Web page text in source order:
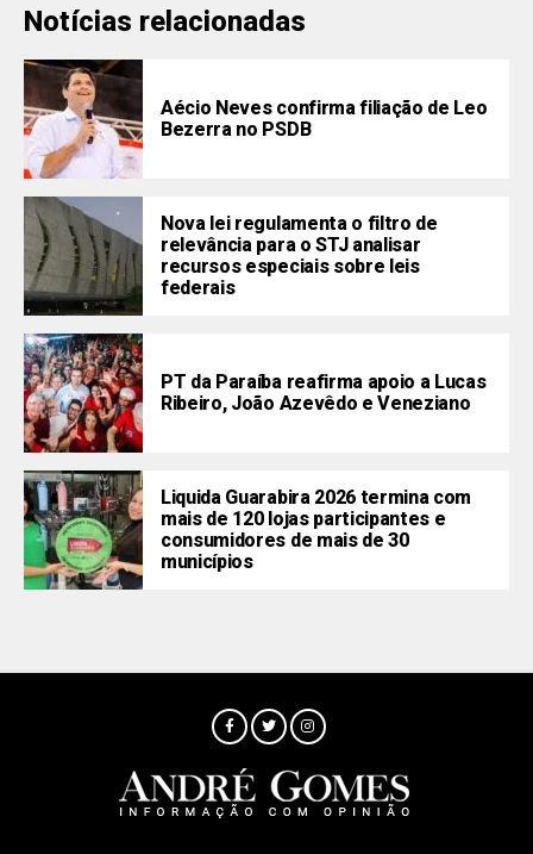
Notícias relacionadas
Aécio Neves confirma filiação de Leo
Bezerra no PSDB
Nova lei regulamenta o filtro de
relevância para o STJ analisar
recursos especiais sobre leis
federais
PT da Paraíba reafirma apoio a Lucas
Ribeiro, João Azevêdo e Veneziano
Liquida Guarabira 2026 termina com
mais de 120 lojas participantes e
consumidores de mais de 30
municípios